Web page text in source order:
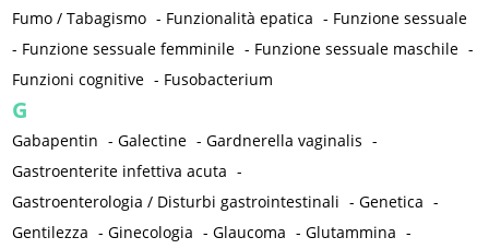
Fumo / Tabagismo - Funzionalità epatica - Funzione sessuale
- Funzione sessuale femminile - Funzione sessuale maschile -
Funzioni cognitive - Fusobacterium
G
Gabapentin -Galectine -Gardnerella vaginalis -
Gastroenterite infettiva acuta -
Gastroenterologia / Disturbi gastrointestinali -Genetica -
Gentilezza -Ginecologia -Glaucoma -Glutammina -